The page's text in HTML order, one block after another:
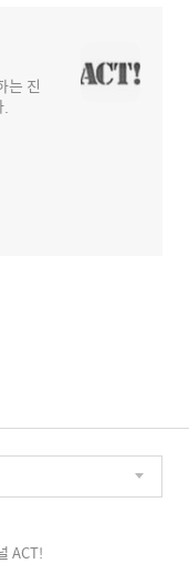
는 진
.
ACT!